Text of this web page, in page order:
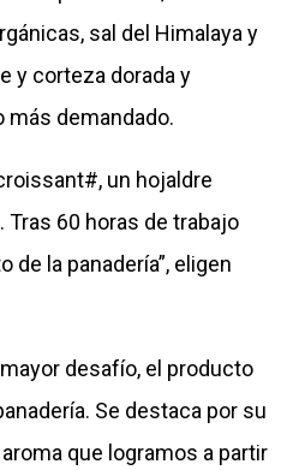
sal del Himalaya y
y corteza dorada y
más demandado.
un hojaldre
Tras 60 horas de trabajo
de la panadería”, eligen
desafío, el producto
Se destaca por su
que logramos a partir